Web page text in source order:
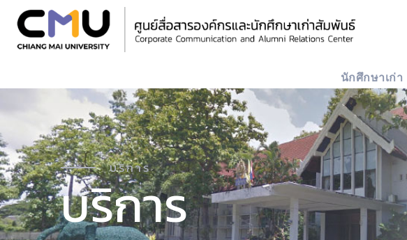
นักศึกษาเก่า
บริการ
บริการ